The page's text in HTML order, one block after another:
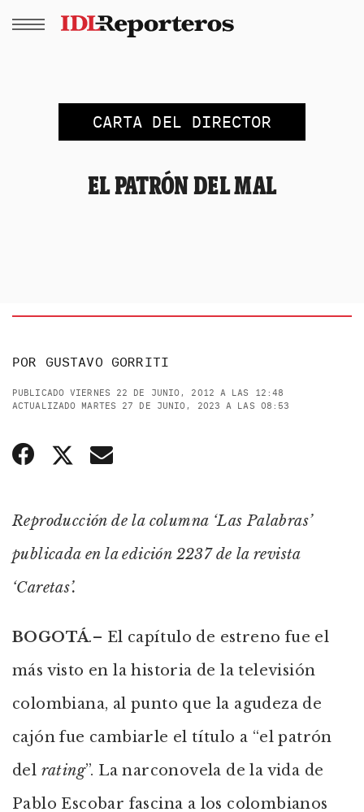
CARTA DEL DIRECTOR
EL PATRÓN DEL MAL
POR GUSTAVO GORRITI
PUBLICADO VIERNES 22 DE JUNIO, 2012 A LAS 12:48
ACTUALIZADO MARTES 27 DE JUNIO, 2023 A LAS 08:53
Reproducción de la columna ‘Las Palabras’
publicada en la edición 2237 de la revista
‘Caretas’.
BOGOTÁ.– El capítulo de estreno fue el
más visto en la historia de la televisión
colombiana, al punto que la agudeza de
cajón fue cambiarle el título a “el patrón
del rating”. La narconovela de la vida de
Pablo Escobar fascina a los colombianos